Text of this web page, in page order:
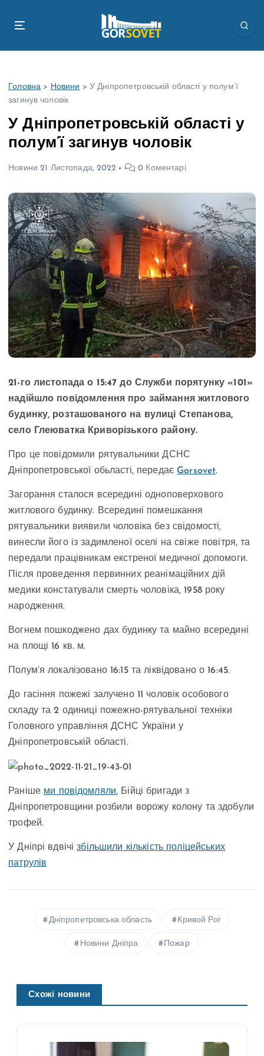
Головна > Новини > У Дніпропетровській області у полум’ї
загинув чоловік
У Дніпропетровській області у
полум’ї загинув чоловік
Новини 21 Листопада, 2022 0 Коментарі
21-го листопада о 15:47 до Служби порятунку «101»
надійшло повідомлення про займання житлового
будинку, розташованого на вулиці Степанова,
село Глеюватка Криворізького району.
Про це повідомили рятувальники ДСНС
Дніпропетровської обьласті, передає Gorsovet.
Загорання сталося всередині одноповерхового
житлового будинку. Всередині помешкання
рятувальники виявили чоловіка без свідомості,
винесли його із задимленої оселі на свіже повітря, та
передали працівникам екстреної медичної допомоги.
Після проведення первинних реанімаційних дій
медики констатували смерть чоловіка, 1958 року
народження.
Вогнем пошкоджено дах будинку та майно всередині
на площі 16 кв. м.
Полум’я локалізовано 16:15 та ліквідовано о 16:45.
До гасіння пожежі залучено 11 чоловік особового
складу та 2 одиниці пожежно-рятувальної техніки
Головного управління ДСНС України у
Дніпропетровській області.
Раніше ми повідомляли, Бійці бригади з
Дніпропетровщини розбили ворожу колону та здобули
трофей.
У Дніпрі вдвічізбільшили кількість поліцейських
патрулів
Дніпропетровська область Кривой Рог
Новини Дніпра Пожар
Схожі новини